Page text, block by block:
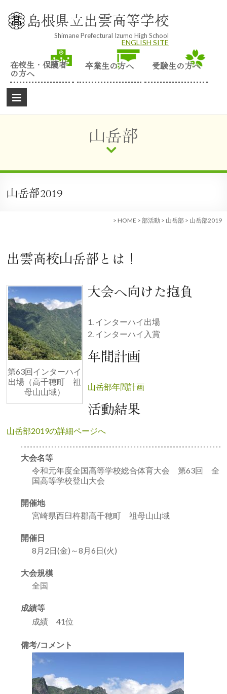
content 島根県立出雲高等学校
Shimane Prefectural Izumo High School
ENGLISH SITE
在校生・保護者
の方へ
卒業生の方へ 受験生の方へ
山岳部
山岳部2019
> HOME > 部活動 > 山岳部 > 山岳部2019
出雲高校山岳部とは！
第63回インターハイ
出場（高千穂町 祖
母山山域）
大会へ向けた抱負
1. インターハイ出場
2. インターハイ入賞
年間計画
山岳部年間計画
活動結果
山岳部2019の詳細ページへ
大会名等
令和元年度全国高等学校総合体育大会 第63回 全
国高等学校登山大会
開催地
宮崎県西臼杵郡高千穂町 祖母山山域
開催日
8月2日(金)～8月6日(火)
大会規模
全国
成績等
成績 41位
備考/コメント